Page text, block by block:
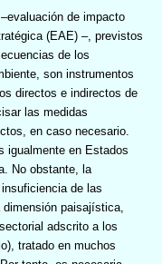
de impacto
(EAE) –, previstos
de los
son instrumentos
directos e indirectos de
las medidas
en caso necesario.
igualmente en Estados
No obstante, la
de las
paisajística,
adscrito a los
tratado en muchos